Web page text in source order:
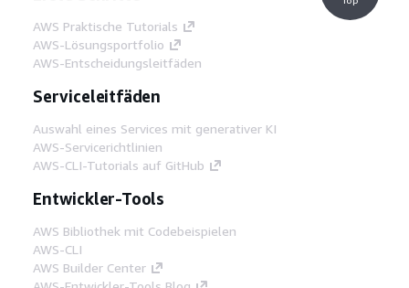
AWS Praktische Tutorials
AWS-Lösungsportfolio
AWS-Entscheidungsleitfäden
Serviceleitfäden
Auswahl eines Services mit generativer KI
AWS-Servicerichtlinien
AWS-CLI-Tutorials auf GitHub
Entwickler-Tools
AWS Bibliothek mit Codebeispielen
AWS-CLI
AWS Builder Center